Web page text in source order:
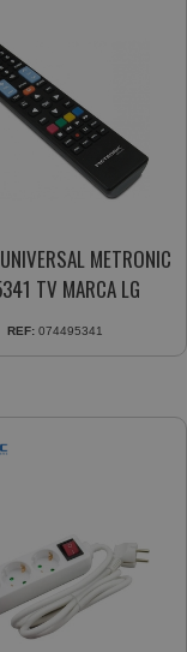
METRONIC
TV MARCA LG
REF: 074495341